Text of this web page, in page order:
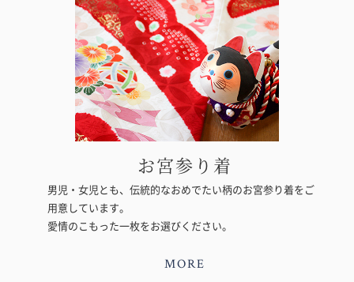
お宮参り着
男児・女児とも、伝統的なおめでたい柄のお宮参り着をご
用意しています。
愛情のこもった一枚をお選びください。
MORE